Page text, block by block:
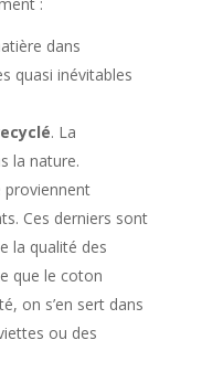
dans
quasi inévitables
. La
la nature.
proviennent
Ces derniers sont
la qualité des
que le coton
on s’en sert dans
ou des